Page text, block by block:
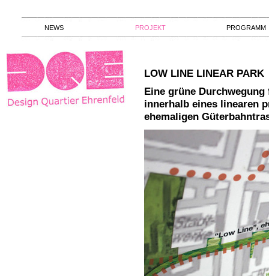
NEWS PROJEKT PROGRAMM
LOW LINE LINEAR PARK
Eine grüne
innerhalb eines linearen
ehemaligen